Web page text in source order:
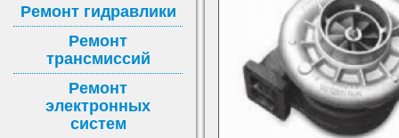
Ремонт гидравлики
Ремонт
трансмиссий
Ремонт
электронных
систем